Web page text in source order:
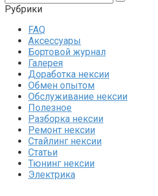
Рубрики
FAQ
Аксессуары
Бортовой журнал
Галерея
Доработка нексии
Обмен опытом
Обслуживание нексии
Полезное
Разборка нексии
Ремонт нексии
Стайлинг нексии
Статьи
Тюнинг нексии
Электрика